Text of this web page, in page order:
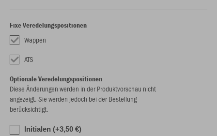
Fixe Veredelungspositionen
Wappen
ATS
Optionale Veredelungspositionen
Diese Änderungen werden in der Produktvorschau nicht
angezeigt. Sie werden jedoch bei der Bestellung
berücksichtigt.
Initialen (+3,50 €)